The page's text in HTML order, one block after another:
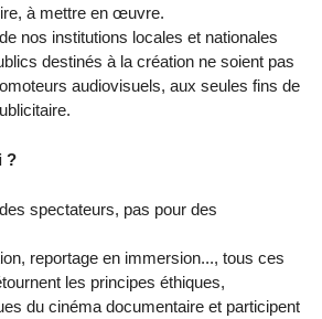
à mettre en œuvre.
nos institutions locales et nationales
destinés à la création ne soient pas
audiovisuels, aux seules fins de
?
spectateurs, pas pour des
reportage en immersion..., tous ces
les principes éthiques,
du cinéma documentaire et participent